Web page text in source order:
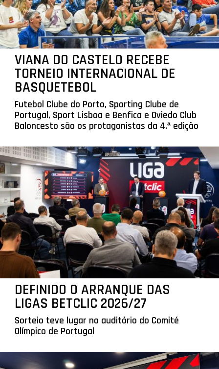
VIANA DO CASTELO RECEBE
TORNEIO INTERNACIONAL DE
BASQUETEBOL
Futebol Clube do Porto, Sporting Clube de
Portugal, Sport Lisboa e Benfica e Oviedo Club
Baloncesto são os protagonistas da 4.ª edição
DEFINIDO O ARRANQUE DAS
LIGAS BETCLIC 2026/27
Sorteio teve lugar no auditório do Comité
Olímpico de Portugal